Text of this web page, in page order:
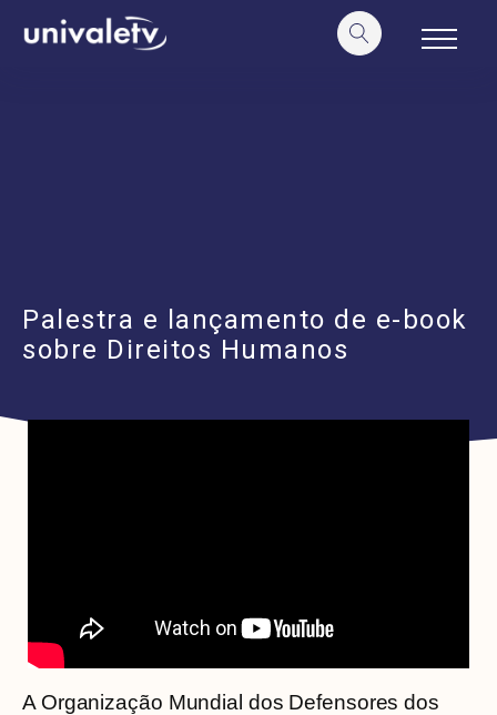
conteúdo
Palestra e lançamento de e-book
sobre Direitos Humanos
A Organização Mundial dos Defensores dos